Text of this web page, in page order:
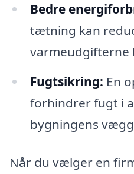
Bedre
tætning kan
varmeudgifterne
Fugtsikring: En
forhindrer fugt i
bygningens
Når du vælger en